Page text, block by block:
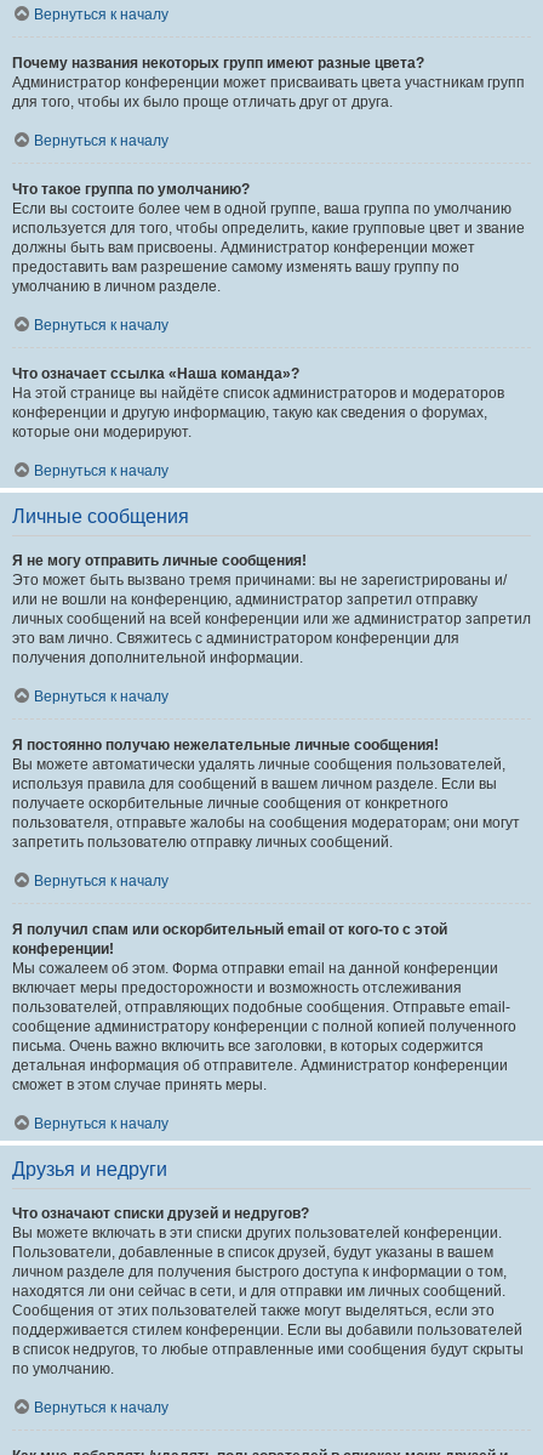
Вернуться к началу
Почему названия некоторых групп имеют разные цвета?
Администратор конференции может присваивать цвета участникам групп
для того, чтобы их было проще отличать друг от друга.
Вернуться к началу
Что такое группа по умолчанию?
Если вы состоите более чем в одной группе, ваша группа по умолчанию
используется для того, чтобы определить, какие групповые цвет и звание
должны быть вам присвоены. Администратор конференции может
предоставить вам разрешение самому изменять вашу группу по
умолчанию в личном разделе.
Вернуться к началу
Что означает ссылка «Наша команда»?
На этой странице вы найдёте список администраторов и модераторов
конференции и другую информацию, такую как сведения о форумах,
которые они модерируют.
Вернуться к началу
Личные сообщения
Я не могу отправить личные сообщения!
Это может быть вызвано тремя причинами: вы не зарегистрированы и/
или не вошли на конференцию, администратор запретил отправку
личных сообщений на всей конференции или же администратор запретил
это вам лично. Свяжитесь с администратором конференции для
получения дополнительной информации.
Вернуться к началу
Я постоянно получаю нежелательные личные сообщения!
Вы можете автоматически удалять личные сообщения пользователей,
используя правила для сообщений в вашем личном разделе. Если вы
получаете оскорбительные личные сообщения от конкретного
пользователя, отправьте жалобы на сообщения модераторам; они могут
запретить пользователю отправку личных сообщений.
Вернуться к началу
Я получил спам или оскорбительный email от кого-то с этой
конференции!
Мы сожалеем об этом. Форма отправки email на данной конференции
включает меры предосторожности и возможность отслеживания
пользователей, отправляющих подобные сообщения. Отправьте email-
сообщение администратору конференции с полной копией полученного
письма. Очень важно включить все заголовки, в которых содержится
детальная информация об отправителе. Администратор конференции
сможет в этом случае принять меры.
Вернуться к началу
Друзья и недруги
Что означают списки друзей и недругов?
Вы можете включать в эти списки других пользователей конференции.
Пользователи, добавленные в список друзей, будут указаны в вашем
личном разделе для получения быстрого доступа к информации о том,
находятся ли они сейчас в сети, и для отправки им личных сообщений.
Сообщения от этих пользователей также могут выделяться, если это
поддерживается стилем конференции. Если вы добавили пользователей
в список недругов, то любые отправленные ими сообщения будут скрыты
по умолчанию.
Вернуться к началу